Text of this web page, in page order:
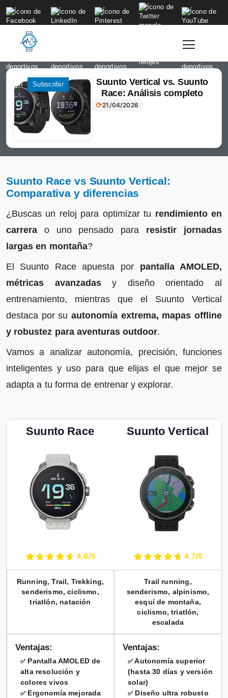
to
content
Login Subscribir
Suunto Vertical vs. Suunto
Race: Análisis completo
⟳21/04/2026
Suunto Race vs Suunto Vertical:
Comparativa y diferencias
¿Buscas un reloj para optimizar tu rendimiento en
carrera o uno pensado para resistir jornadas
largas en montaña?
El Suunto Race apuesta por pantalla AMOLED,
métricas avanzadasy diseño orientado al
entrenamiento, mientras que el Suunto Vertical
destaca por su autonomía extrema, mapas offline
y robustez para aventuras outdoor.
Vamos a analizar autonomía, precisión, funciones
inteligentes y uso para que elijas el que mejor se
adapta a tu forma de entrenar y explorar.
Suunto Race Suunto Vertical
4,6/5 4,7/5
Running, Trail, Trekking,
senderismo, ciclismo,
triatlón, natación
Trail running,
senderismo, alpinismo,
esquí de montaña,
ciclismo, triatlón,
escalada
Ventajas:
✅Pantalla AMOLED de
alta resolución y
colores vivos
✅Ergonomía mejorada
Ventajas:
✅Autonomía superior
(hasta 30 días y versión
solar)
✅Diseño ultra robusto